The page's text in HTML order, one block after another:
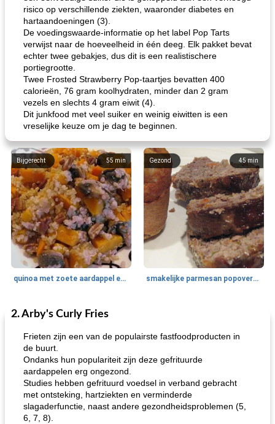
risico op verschillende ziekten, waaronder diabetes en
hartaandoeningen (3).
De voedingswaarde-informatie op het label Pop Tarts
verwijst naar de hoeveelheid in één deeg. Elk pakket bevat
echter twee gebakjes, dus dit is een realistischere
portiegrootte.
Twee Frosted Strawberry Pop-taartjes bevatten 400
calorieën, 76 gram koolhydraten, minder dan 2 gram
vezels en slechts 4 gram eiwit (4).
Dit junkfood met veel suiker en weinig eiwitten is een
vreselijke keuze om je dag te beginnen.
55 min
Bijgerecht
quinoa met zoete aardappel en champignons
45min
Gezond
smakelijke parmesan popovers (gezonder!)
40
One Dish Meal
2. Arby's Curly Fries
Frieten zijn een van de populairste fastfoodproducten in
de buurt.
Ondanks hun populariteit zijn deze gefrituurde
aardappelen erg ongezond.
Studies hebben gefrituurd voedsel in verband gebracht
met ontsteking, hartziekten en verminderde
slagaderfunctie, naast andere gezondheidsproblemen (5,
6, 7, 8).